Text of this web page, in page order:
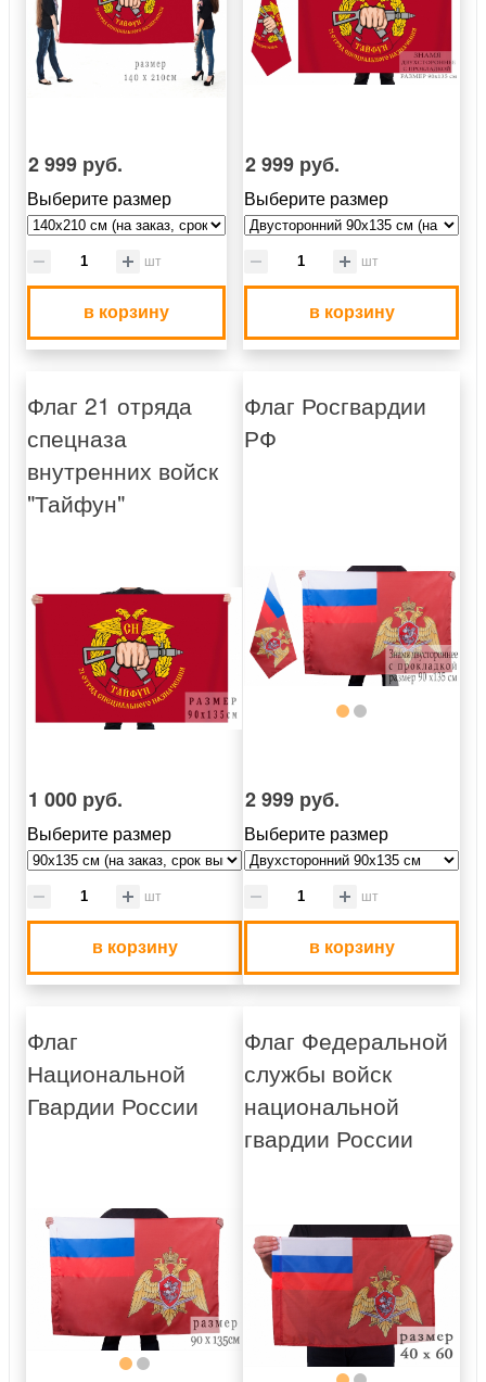
2 999 руб.
Выберите размер
шт
в корзину
2 999 руб.
Выберите размер
шт
в корзину
Флаг 21 отряда
спецназа
внутренних войск
"Тайфун"
1 000 руб.
Выберите размер
шт
в корзину
Флаг Росгвардии
РФ
2 999 руб.
Выберите размер
шт
в корзину
Флаг
Национальной
Гвардии России
Флаг Федеральной
службы войск
национальной
гвардии России